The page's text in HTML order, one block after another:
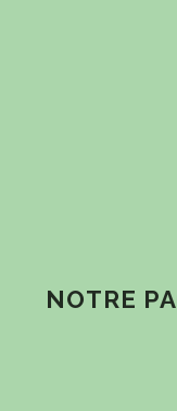
NOTRE